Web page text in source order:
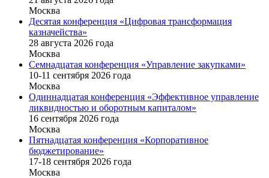
Москва
Десятая конференция «Цифровая трансформация
казначейства»
28 августа 2026 года
Москва
Семнадцатая конференция «Управление закупками»
10-11 сентября 2026 года
Москва
Одиннадцатая конференция «Эффективное управление
ликвидностью и оборотным капиталом»
16 cентября 2026 года
Москва
Пятнадцатая конференция «Корпоративное
бюджетирование»
17-18 сентября 2026 года
Москва